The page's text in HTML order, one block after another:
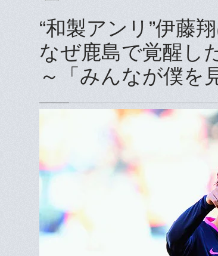
“和製アンリ”伊藤
なぜ鹿島で覚醒し
～「みんなが僕を